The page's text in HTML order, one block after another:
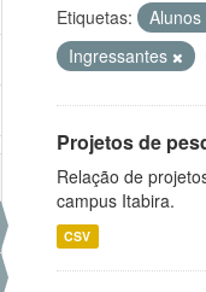
Etiquetas: Alunos
Ingressantes
Projetos de
Relação de
campus Itabira.
CSV